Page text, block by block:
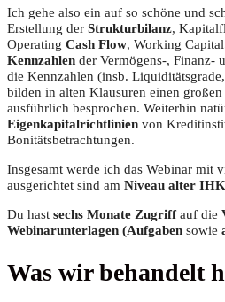
Ich gehe also ein auf so schöne und
Erstellung der Strukturbilanz,
Operating Cash Flow, Working
Kennzahlen der Vermögens-, Finanz-
die Kennzahlen (insb.
bilden in alten Klausuren einen
ausführlich besprochen. Weiterhin
Eigenkapitalrichtlinien von
Bonitätsbetrachtungen.
Insgesamt werde ich das Webinar mit
ausgerichtet sind am Niveau alter
Du hast sechs Monate Zugriffauf die
Webinarunterlagen (Aufgaben sowie
Was wir behandelt